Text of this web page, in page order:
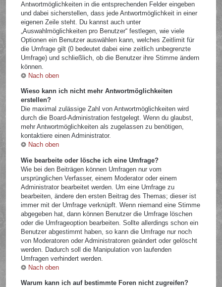
Antwortmöglichkeiten in die entsprechenden Felder eingeben
und dabei sicherstellen, dass jede Antwortmöglichkeit in einer
eigenen Zeile steht. Du kannst auch unter
„Auswahlmöglichkeiten pro Benutzer“ festlegen, wie viele
Optionen ein Benutzer auswählen kann, welches Zeitlimit für
die Umfrage gilt (0 bedeutet dabei eine zeitlich unbegrenzte
Umfrage) und schließlich, ob die Benutzer ihre Stimme ändern
können.
Nach oben
Wieso kann ich nicht mehr Antwortmöglichkeiten
erstellen?
Die maximal zulässige Zahl von Antwortmöglichkeiten wird
durch die Board-Administration festgelegt. Wenn du glaubst,
mehr Antwortmöglichkeiten als zugelassen zu benötigen,
kontaktiere einen Administrator.
Nach oben
Wie bearbeite oder lösche ich eine Umfrage?
Wie bei den Beiträgen können Umfragen nur vom
ursprünglichen Verfasser, einem Moderator oder einem
Administrator bearbeitet werden. Um eine Umfrage zu
bearbeiten, ändere den ersten Beitrag des Themas; dieser ist
immer mit der Umfrage verknüpft. Wenn niemand eine Stimme
abgegeben hat, dann können Benutzer die Umfrage löschen
oder die Umfrageoption bearbeiten. Sollte allerdings schon ein
Benutzer abgestimmt haben, so kann die Umfrage nur noch
von Moderatoren oder Administratoren geändert oder gelöscht
werden. Dadurch soll die Manipulation von laufenden
Umfragen verhindert werden.
Nach oben
Warum kann ich auf bestimmte Foren nicht zugreifen?